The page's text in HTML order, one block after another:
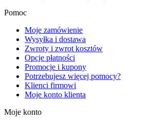
Pomoc
Moje zamówienie
Wysyłka i dostawa
Zwroty i zwrot kosztów
Opcje płatności
Promocje i kupony
Potrzebujesz więcej pomocy?
Klienci firmowi
Moje konto klienta
Moje konto